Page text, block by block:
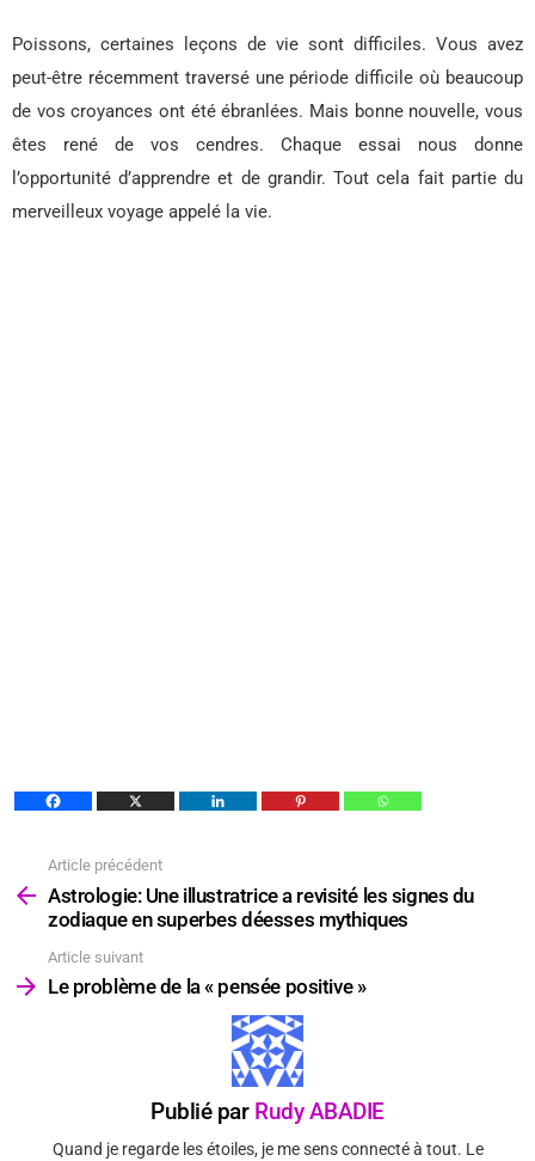
Poissons, certaines leçons de vie sont difficiles. Vous avez
peut-être récemment traversé une période difficile où beaucoup
de vos croyances ont été ébranlées. Mais bonne nouvelle, vous
êtes rené de vos cendres. Chaque essai nous donne
l’opportunité d’apprendre et de grandir. Tout cela fait partie du
merveilleux voyage appelé la vie.
plus
Article précédent
Astrologie: Une illustratrice a revisité les signes du
zodiaque en superbes déesses mythiques
Article suivant
Le problème de la « pensée positive »
Publié par Rudy ABADIE
Quand je regarde les étoiles, je me sens connecté à tout. Le